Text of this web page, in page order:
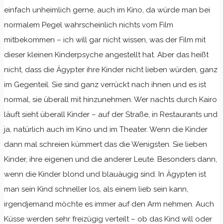
einfach unheimlich gerne, auch im Kino, da würde man bei
normalem Pegel wahrscheinlich nichts vom Film
mitbekommen – ich will gar nicht wissen, was der Film mit
dieser kleinen Kinderpsyche angestellt hat. Aber das heißt
nicht, dass die Ägypter ihre Kinder nicht lieben würden, ganz
im Gegenteil. Sie sind ganz verrückt nach ihnen und es ist
normal, sie überall mit hinzunehmen. Wer nachts durch Kairo
läuft sieht überall Kinder – auf der Straße, in Restaurants und
ja, natürlich auch im Kino und im Theater. Wenn die Kinder
dann mal schreien kümmert das die Wenigsten. Sie lieben
Kinder, ihre eigenen und die anderer Leute. Besonders dann,
wenn die Kinder blond und blauäugig sind. In Ägypten ist
man sein Kind schneller los, als einem lieb sein kann,
irgendjemand möchte es immer auf den Arm nehmen. Auch
Küsse werden sehr freizügig verteilt – ob das Kind will oder